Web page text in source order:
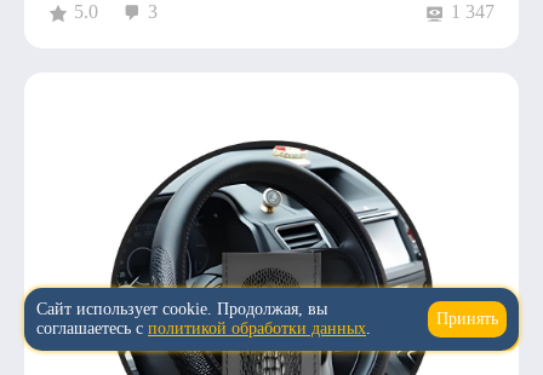
5.0 3 1 347
↑
Сайт использует cookie. Продолжая, вы
соглашаетесь с политикой обработки данных.
Принять